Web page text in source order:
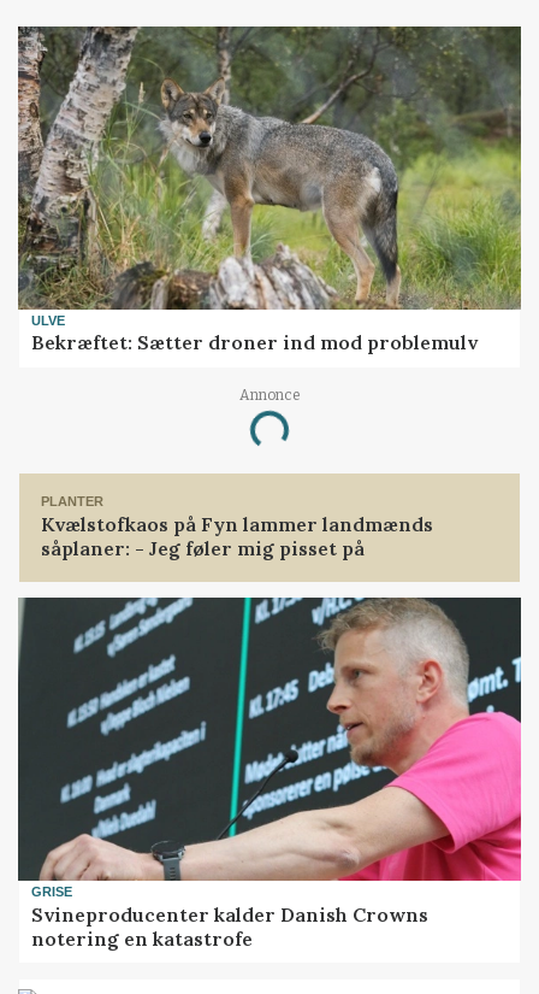
ULVE
Bekræftet: Sætter droner ind mod problemulv
Annonce
Loading...
PLANTER
Kvælstofkaos på Fyn lammer landmænds
såplaner: - Jeg føler mig pisset på
GRISE
Svineproducenter kalder Danish Crowns
notering en katastrofe